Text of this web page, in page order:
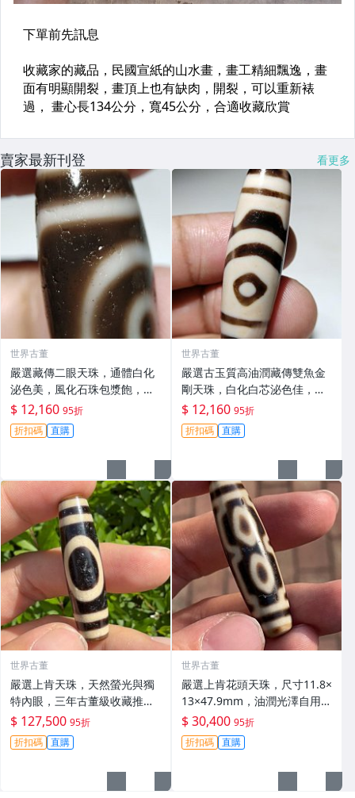
賣家最新刊登 看更多
世界古董
嚴選藏傳二眼天珠，通體白化
泌色美，風化石珠包漿飽，手
工打磨具韻味 二眼天珠 白化
泓色
$ 12,160 95折
折扣碼 直購
世界古董
嚴選古玉質高油潤藏傳雙魚金
剛天珠，白化白芯泌色佳，手
磨老料風華飽滿，尺寸10mm
雙魚天珠 白化泌色 玉質
$ 12,160 95折
折扣碼 直購
世界古董
嚴選上肯天珠，天然螢光與獨
特內眼，三年古董級收藏推
薦。天珠 玉石 天地天珠
$ 127,500 95折
折扣碼 直購
世界古董
嚴選上肯花頭天珠，尺寸11.8×
13×47.9mm，油潤光澤自用佳
品 帝王四眼天珠、斷補裝飾收
藏級別 四眼天珠、老料天珠、
帝王天珠
$ 30,400 95折
折扣碼 直購